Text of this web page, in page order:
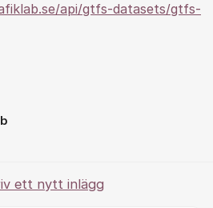
api/gtfs-datasets/gtfs-
ett nytt inlägg